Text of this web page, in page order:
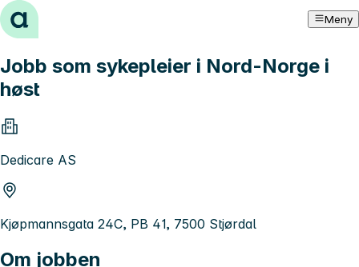
Hopp til innhold Meny
Jobb som sykepleier i Nord-Norge i
høst
Dedicare AS
Kjøpmannsgata 24C, PB 41, 7500 Stjørdal
Om jobben